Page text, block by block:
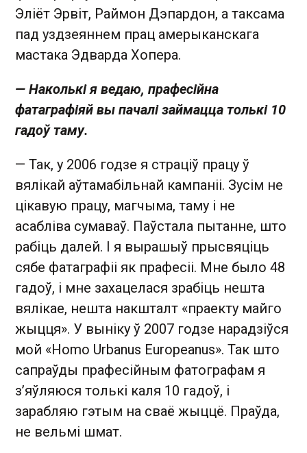
Эліёт Эрвіт, Раймон Дэпардон, а таксама
пад уздзеяннем прац амерыканскага
мастака Эдварда Хопера.
— Наколькі я ведаю, прафесійна
фатаграфіяй вы пачалі займацца толькі 10
гадоў таму.
— Так, у 2006 годзе я страціў працу ў
вялікай аўтамабільнай кампаніі. Зусім не
цікавую працу, магчыма, таму і не
асабліва сумаваў. Паўстала пытанне, што
рабіць далей. І я вырашыў прысвяціць
сябе фатаграфіі як прафесіі. Мне было 48
гадоў, і мне захацелася зрабіць нешта
вялікае, нешта накшталт «праекту майго
жыцця». У выніку ў 2007 годзе нарадзіўся
мой «Homo Urbanus Europeanus». Так што
сапраўды прафесійным фатографам я
з’яўляюся толькі каля 10 гадоў, і
зарабляю гэтым на сваё жыццё. Праўда,
не вельмі шмат.